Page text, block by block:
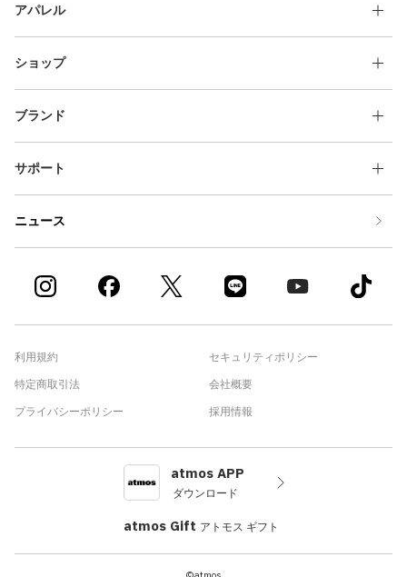
アパレル
ショップ
ブランド
サポート
ニュース
利用規約
特定商取引法
プライバシーポリシー
セキュリティポリシー
会社概要
採用情報
atmos APP
ダウンロード
atmos Gift アトモス ギフト